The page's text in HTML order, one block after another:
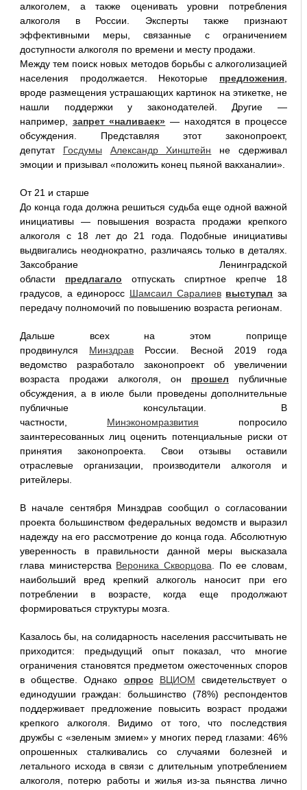
алкоголем, а также оценивать уровни потребления
алкоголя в России. Эксперты также признают
эффективными меры, связанные с ограничением
доступности алкоголя по времени и месту продажи.
Между тем поиск новых методов борьбы с алкоголизацией
населения продолжается. Некоторые предложения
вроде размещения устрашающих картинок на этикетке, не
нашли поддержки у законодателей. Другие —
например, запрет «наливаек» — находятся в процессе
обсуждения. Представляя этот законопроект,
депутат Госдумы Александр Хинштейн не сдерживал
эмоции и призывал «положить конец пьяной вакханалии».
От 21 и старше
До конца года должна решиться судьба еще одной важной
инициативы — повышения возраста продажи крепкого
алкоголя с 18 лет до 21 года. Подобные инициативы
выдвигались неоднократно, различаясь только в деталях.
Заксобрание Ленинградской
области предлагало отпускать спиртное крепче 18
градусов, а единоросс Шамсаил Саралиев выступал за
передачу полномочий по повышению возраста регионам.
Дальше всех на этом поприще
продвинулся Минздрав России. Весной 2019 года
ведомство разработало законопроект об увеличении
возраста продажи алкоголя, он прошел публичные
обсуждения, а в июле были проведены дополнительные
публичные консультации. В
частности, Минэкономразвития попросило
заинтересованных лиц оценить потенциальные риски от
принятия законопроекта. Свои отзывы оставили
отраслевые организации, производители алкоголя и
ритейлеры.
В начале сентября Минздрав сообщил о согласовании
проекта большинством федеральных ведомств и выразил
надежду на его рассмотрение до конца года. Абсолютную
уверенность в правильности данной меры высказала
глава министерства Вероника Скворцова . По ее словам,
наибольший вред крепкий алкоголь наносит при его
потреблении в возрасте, когда еще продолжают
формироваться структуры мозга.
Казалось бы, на солидарность населения рассчитывать не
приходится: предыдущий опыт показал, что многие
ограничения становятся предметом ожесточенных споров
в обществе. Однако опрос ВЦИОМ свидетельствует о
единодушии граждан: большинство (78%) респондентов
поддерживает предложение повысить возраст продажи
крепкого алкоголя. Видимо от того, что последствия
дружбы с «зеленым змием» у многих перед глазами: 46%
опрошенных сталкивались со случаями болезней и
летального исхода в связи с длительным употреблением
алкоголя, потерю работы и жилья из-за пьянства лично